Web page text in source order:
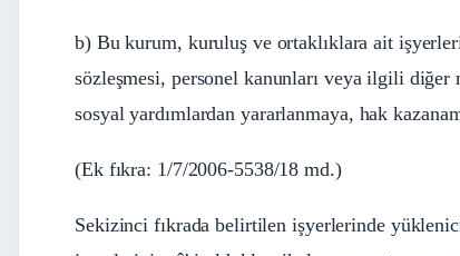
b) Bu kurum, kuruluş ve ortaklıklara ait
sözleşmesi, personel kanunları veya ilgili
sosyal yardımlardan yararlanmaya, hak
(Ek fıkra: 1/7/2006-5538/18 md.)
Sekizinci fıkrada belirtilen işyerlerinde